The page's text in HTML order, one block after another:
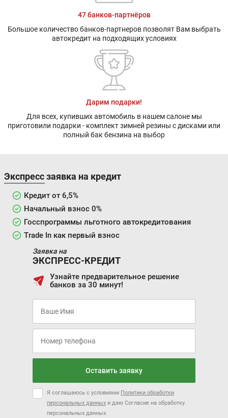
47 банков-партнёров
Большое количество банков-партнеров позволят Вам выбрать
автокредит на подходящих условиях
Дарим подарки!
Для всех, купивших автомобиль в нашем салоне мы
приготовили подарки - комплект зимней резины с дисками или
полный бак бензина на выбор
Экспресс заявка на кредит
Кредит от 6,5%
Начальный взнос 0%
Госспрограммы льготного автокредитования
Trade In как первый взнос
Заявка на
ЭКСПРЕСС-КРЕДИТ
Узнайте предварительное решение
банков за 30 минут!
Оставить заявку
Я соглашаюсь с условиями Политики обработки
персональных данных и даю Согласие на обработку
персональных данных